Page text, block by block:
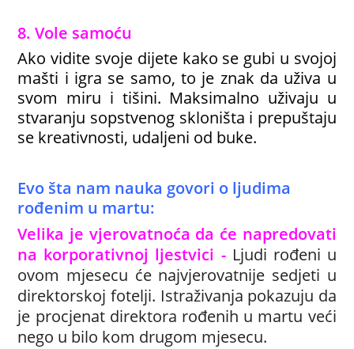
8. Vole samoću
Ako vidite svoje dijete kako se gubi u svojoj
mašti i igra se samo, to je znak da uživa u
svom miru i tišini. Maksimalno uživaju u
stvaranju sopstvenog skloništa i prepuštaju
se kreativnosti, udaljeni od buke.
Evo šta nam nauka govori o ljudima
rođenim u martu:
Velika je vjerovatnoća da će napredovati
na korporativnoj ljestvici - Ljudi rođeni u
ovom mjesecu će najvjerovatnije sedjeti u
direktorskoj fotelji. Istraživanja pokazuju da
je procjenat direktora rođenih u martu veći
nego u bilo kom drugom mjesecu.